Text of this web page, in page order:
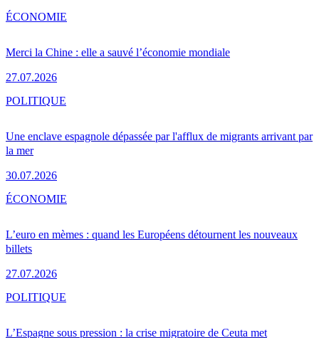
Merci la Chine : elle a sauvé l’économie mondiale
27.07.2026
ÉCONOMIE
Une enclave espagnole dépassée par l'afflux de migrants arrivant par
la mer
30.07.2026
POLITIQUE
L’euro en mèmes : quand les Européens détournent les nouveaux
billets
27.07.2026
ÉCONOMIE
L’Espagne sous pression : la crise migratoire de Ceuta met
POLITIQUE